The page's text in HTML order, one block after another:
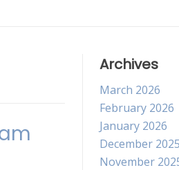
Archives
March 2026
February 2026
January 2026
December 2025
November